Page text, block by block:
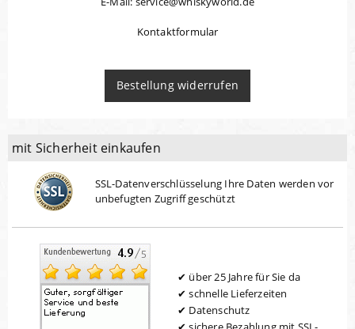
Kontaktformular
Bestellung widerrufen
mit Sicherheit einkaufen
SSL-Datenverschlüsselung Ihre Daten werden vor
unbefugten Zugriff geschützt
über 25 Jahre für Sie da
schnelle Lieferzeiten
Datenschutz